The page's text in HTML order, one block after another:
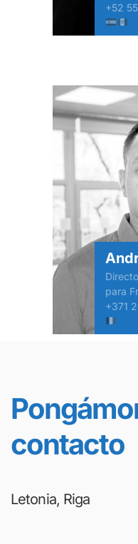
+52
para
+371
contacto
Letonia, Riga